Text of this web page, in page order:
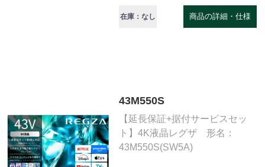
在庫：なし 商品の詳細・仕様
43M550S
【延長保証+据付サービスセッ
ト】4K液晶レグザ 形名：
43M550S(SW5A)